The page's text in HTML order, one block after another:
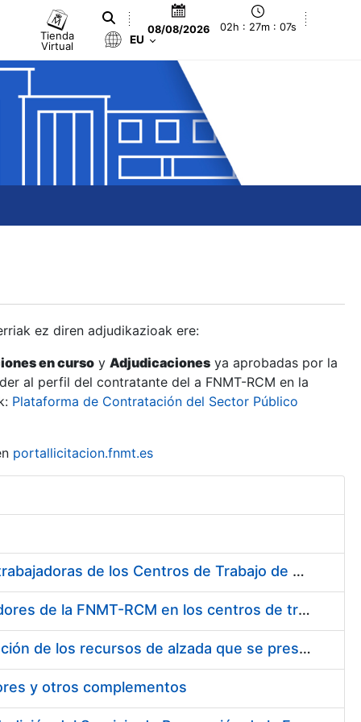
Tienda
Virtual
08/08/2026 02h : 27m : 08s
EU
ez diren adjudikazioak ere:
en curso y Adjudicaciones ya aprobadas por la
al perfil del contratante del a FNMT-RCM en la
Plataforma de Contratación del Sector Público
portallicitacion.fnmt.es
Suministro de Protectores Auditivos a medida para las personas trabajadoras de los Centros de Trabajo de Madrid y Burgos
Suministro de gafas graduadas antiproyecciones para los trabajadores de la FNMT-RCM en los centros de trabajo de Madrid y Burgos
Servicios de una empresa externa para el asesoramiento y resolución de los recursos de alzada que se presentan relacionados con procesos de selección para la FNMT-RCM
y otros complementos